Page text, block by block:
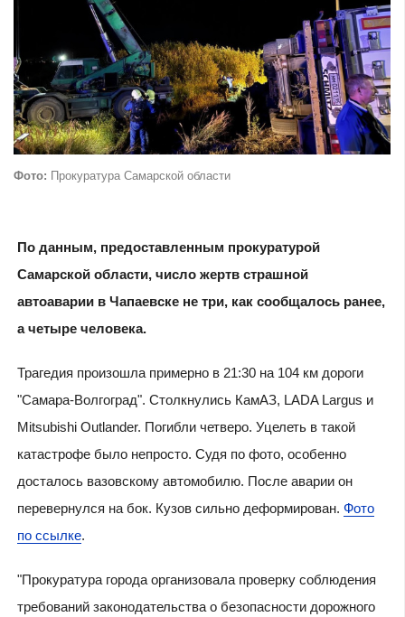
Фото: Прокуратура Самарской области
По данным, предоставленным прокуратурой
Самарской области, число жертв страшной
автоаварии в Чапаевске не три, как сообщалось ранее,
а четыре человека.
Трагедия произошла примерно в 21:30 на 104 км дороги
"Самара-Волгоград". Столкнулись КамАЗ, LADA Largus и
Mitsubishi Outlander. Погибли четверо. Уцелеть в такой
катастрофе было непросто. Судя по фото, особенно
досталось вазовскому автомобилю. После аварии он
перевернулся на бок. Кузов сильно деформирован. Фото
по ссылке.
"Прокуратура города организовала проверку соблюдения
требований законодательства о безопасности дорожного